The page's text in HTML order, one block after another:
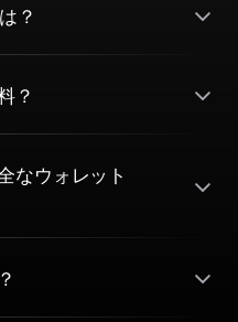
？
？
なウォレット